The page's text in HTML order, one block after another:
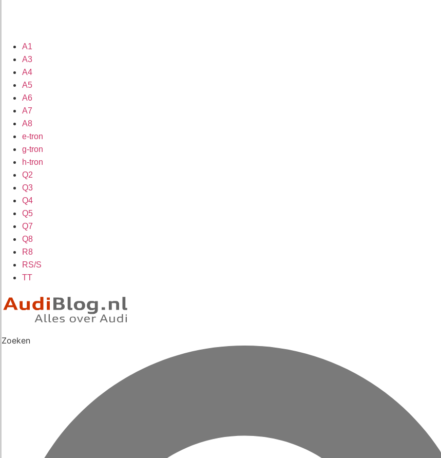
A1
A3
A4
A5
A6
A7
A8
e-tron
g-tron
h-tron
Q2
Q3
Q4
Q5
Q7
Q8
R8
RS/S
TT
Zoeken